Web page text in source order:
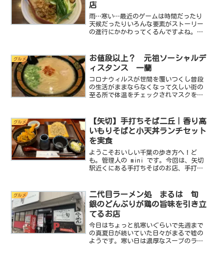
店
雨…寒い…最近のゲームは時間だったり
天候だったりいろんな要素がストーリー
の進行にかかわってくるんですよね。例
とは違った対戦相手をと思い、味噌ラー
メンをチョイスしました。ど...
グルメ
お値段以上？ 元祖ソーシャルデ
ィスタンス 一蘭
コロナウィルスが世間を覆いつくし普段
の生活がままならなくなって久しい街の
至る所で体温をチェックされマスクを着
限されている様々な制約が日常の生活を
窮屈にしているしかし！こ...
グルメ
【矢切】手打ちそば二丘｜香り高
いもりそばと小天丼ランチセット
を実食
ようこそおいしい千葉の歩き方へ！ど
も。管理人の mini です。今回は、矢切
駅近くにある手打ちそばのお店、手打ち
こういうお店にこそ、経験を積んだ職人
の一枚が潜んでいるん...
グルメ
二代目ラーメン処 まるは 旬
銀のどんぶりが鶏の旨味を引き立
てるお店
今日はちょっと肌寒いぐらいで先週まで
の真夏日が続いていた日々がまるで嘘の
ようです。寒い日は濃厚なスープのラー